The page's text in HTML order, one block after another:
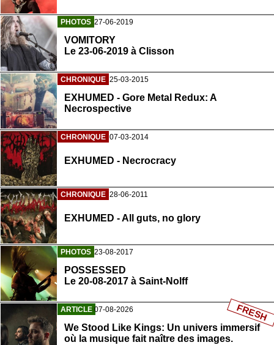
PHOTOS 27-06-2019
VOMITORY
Le 23-06-2019 à Clisson
CHRONIQUE 25-03-2015
EXHUMED - Gore Metal Redux: A
Necrospective
CHRONIQUE 07-03-2014
EXHUMED - Necrocracy
CHRONIQUE 28-06-2011
EXHUMED - All guts, no glory
PHOTOS 23-08-2017
POSSESSED
Le 20-08-2017 à Saint-Nolff
ARTICLE 07-08-2026
We Stood Like Kings: Un univers immersif
où la musique fait naître des images.
FRESH